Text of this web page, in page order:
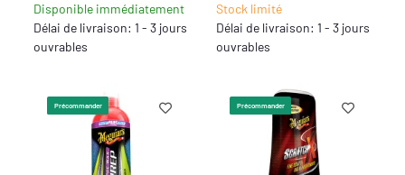
Disponible immédiatement
Délai de livraison: 1 - 3 jours
ouvrables
Stock limité
Délai de livraison: 1 - 3 jours
ouvrables
Précommander Précommander